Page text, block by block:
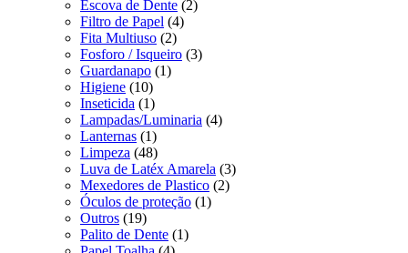
Escova de Dente (2)
Filtro de Papel (4)
Fita Multiuso (2)
Fosforo / Isqueiro (3)
Guardanapo (1)
Higiene (10)
Inseticida (1)
Lampadas/Luminaria (4)
Lanternas (1)
Limpeza (48)
Luva de Latéx Amarela (3)
Mexedores de Plastico (2)
Óculos de proteção (1)
Outros (19)
Palito de Dente (1)